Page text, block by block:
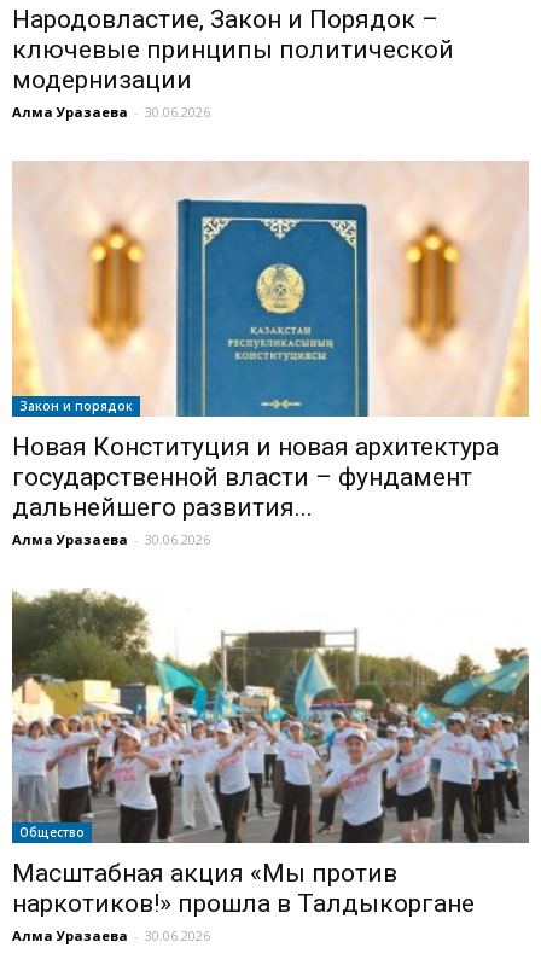
Народовластие, Закон и Порядок –
ключевые принципы политической
модернизации
Алма Уразаева - 30.06.2026
Закон и порядок
Новая Конституция и новая архитектура
государственной власти – фундамент
дальнейшего развития...
Алма Уразаева - 30.06.2026
Общество
Масштабная акция «Мы против
наркотиков!» прошла в Талдыкоргане
Алма Уразаева - 30.06.2026